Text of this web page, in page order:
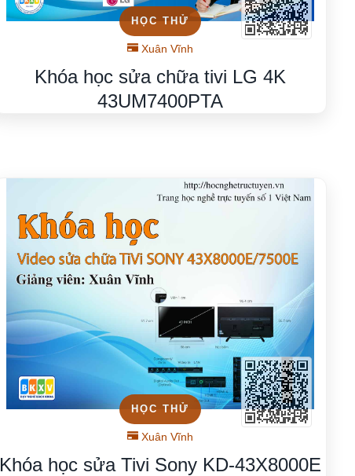
HỌC THỬ
Xuân Vĩnh
Khóa học sửa chữa tivi LG 4K
43UM7400PTA
HỌC THỬ
Xuân Vĩnh
Khóa học sửa Tivi Sony KD-43X8000E